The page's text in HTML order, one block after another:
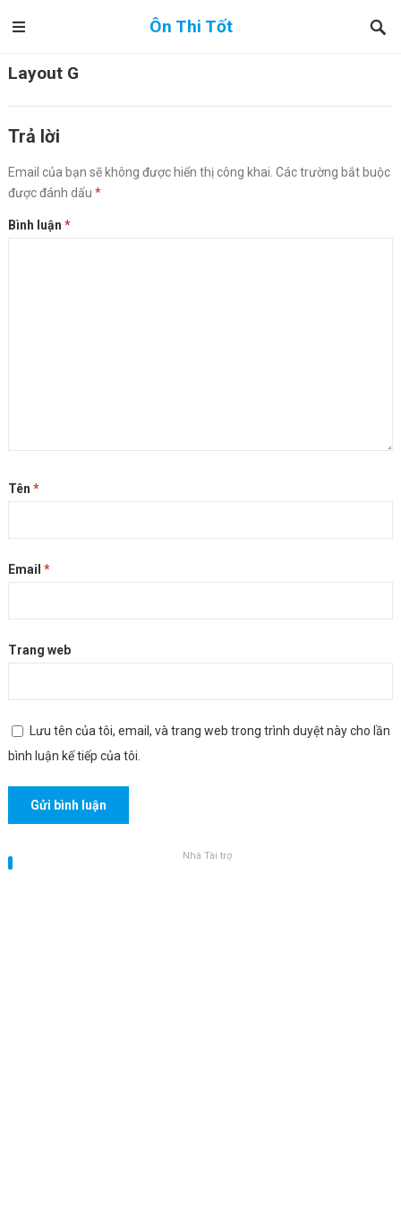
Ôn Thi Tốt
Layout G
Trả lời
Email của bạn sẽ không được hiển thị công khai. Các trường bắt buộc
được đánh dấu *
Bình luận *
Tên *
Email *
Trang web
Lưu tên của tôi, email, và trang web trong trình duyệt này cho lần
bình luận kế tiếp của tôi.
Nhà Tài trợ